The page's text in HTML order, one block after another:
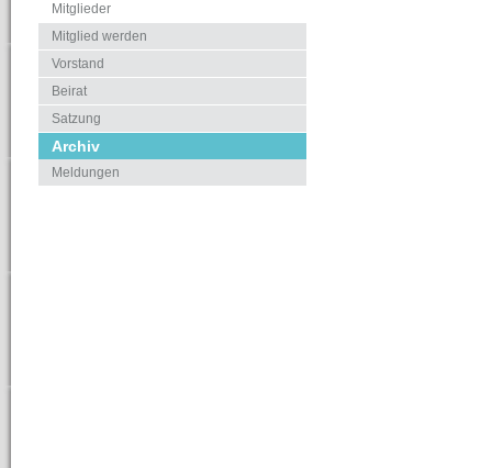
Mitglieder
Mitglied werden
Vorstand
Beirat
Satzung
Archiv
Meldungen